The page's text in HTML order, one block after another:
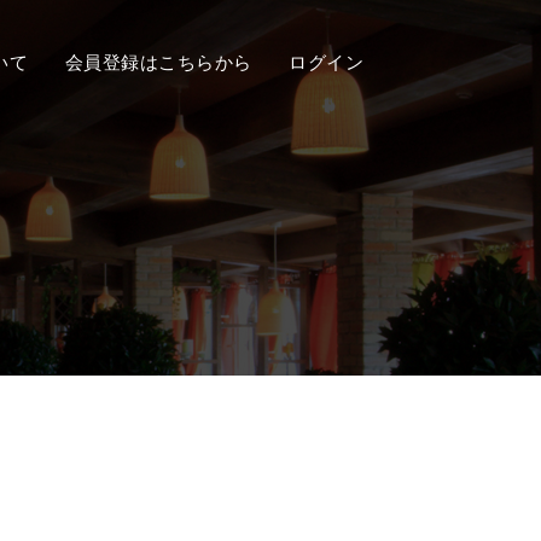
て 会員登録はこちらから ログイン